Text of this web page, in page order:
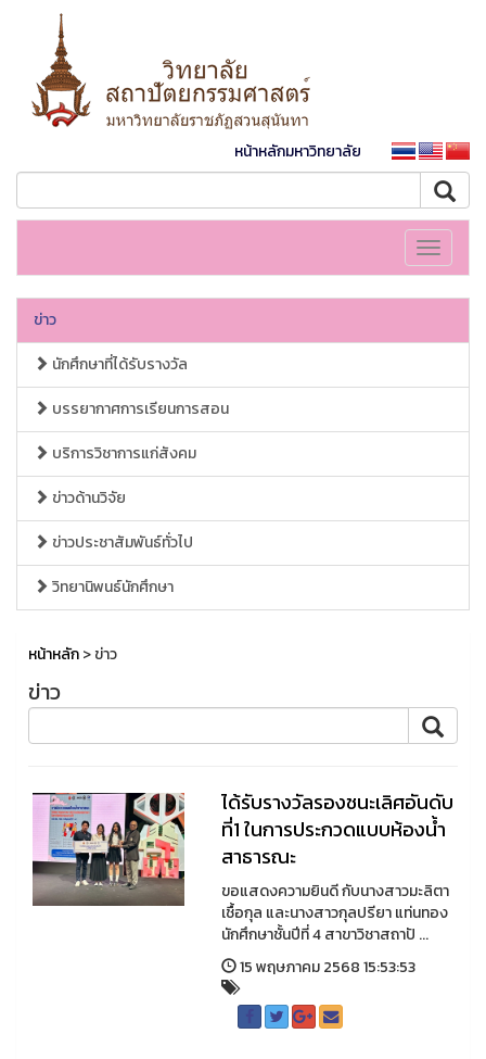
หน้าหลักมหาวิทยาลัย
Toggle
ข่าว
นักศึกษาที่ได้รับรางวัล
บรรยากาศการเรียนการสอน
บริการวิชาการแก่สังคม
ข่าวด้านวิจัย
ข่าวประชาสัมพันธ์ทั่วไป
วิทยานิพนธ์นักศึกษา
หน้าหลัก> ข่าว
ข่าว
ได้รับรางวัลรองชนะเลิศอันดับ
ที่1 ในการประกวดแบบห้องน้ำ
สาธารณะ
ขอแสดงความยินดี กับนางสาวมะลิตา
เชื้อกุล และนางสาวกุลปรียา แท่นทอง
นักศึกษาชั้นปีที่ 4 สาขาวิชาสถาปั ...
15 พฤษภาคม 2568 15:53:53